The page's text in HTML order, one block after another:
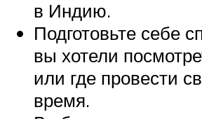
в Индию.
Подготовьте себе
вы хотели
или где провести
время.